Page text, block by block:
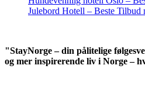
Julebord Hotell – Beste Tilbud
"StayNorge – din pålitelige
og mer inspirerende liv i Norge –